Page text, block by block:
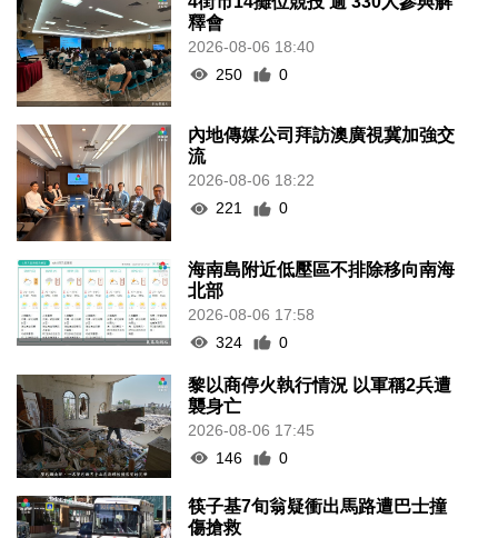
釋會
2026-08-06 18:40
250
0
內地傳媒公司拜訪澳廣視冀加強交
流
2026-08-06 18:22
221
0
海南島附近低壓區不排除移向南海
北部
2026-08-06 17:58
324
0
黎以商停火執行情況 以軍稱2兵遭
襲身亡
2026-08-06 17:45
146
0
筷子基7旬翁疑衝出馬路遭巴士撞
傷搶救